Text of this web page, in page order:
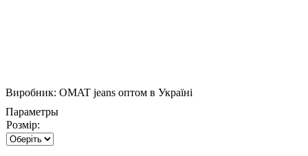
Виробник: OMAT jeans оптом в Україні
Параметры
Розмір: